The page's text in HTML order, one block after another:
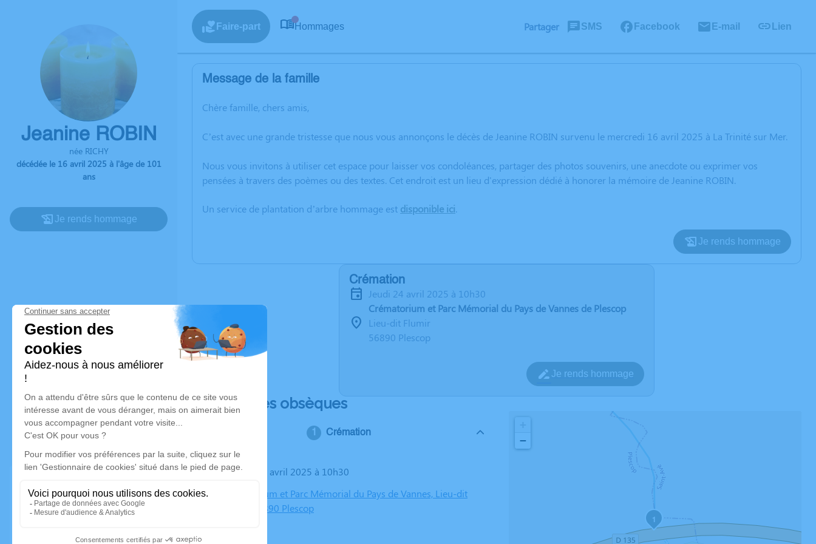
Jeanine ROBIN
née RICHY
décédée le 16 avril 2025 à l'âge de 101
ans
Je rends hommage
Faire-part Hommages Partager SMS Facebook E-mail Lien
Message de la famille
Chère famille, chers amis,
C’est avec une grande tristesse que nous vous annonçons le décès de Jeanine ROBIN survenu le mercredi 16 avril 2025 à La Trinité sur Mer.
Nous vous invitons à utiliser cet espace pour laisser vos condoléances, partager des photos souvenirs, une anecdote ou exprimer vos
pensées à travers des poèmes ou des textes. Cet endroit est un lieu d'expression dédié à honorer la mémoire de Jeanine ROBIN.
Un service de plantation d’arbre hommage est disponible ici.
Je rends hommage
Crémation
jeudi 24 avril 2025 à 10h30
Crématorium et Parc Mémorial du Pays de Vannes de Plescop
Lieu-dit Flumir
56890 Plescop
Je rends hommage
Déroulé des obsèques
Crémation
Le jeudi 24 avril 2025 à 10h30
Crématorium et Parc Mémorial du Pays de Vannes, Lieu-dit
Flumir, 56890 Plescop
1
−